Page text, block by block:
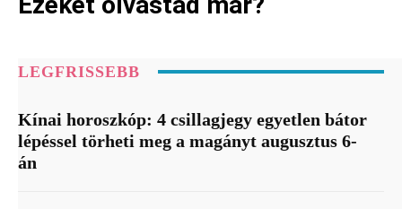
LEGFRISSEBB
Kínai horoszkóp: 4 csillagjegy egyetlen bátor
lépéssel törheti meg a magányt augusztus 6-
án